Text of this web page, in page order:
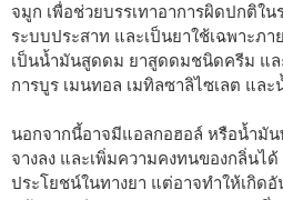
จมูก เพื่อช่วยบรรเทาอาการผิดปกติใน
ระบบประสาท และเป็นยาใช้เฉพาะภ
เป็นน้ำมันสูดดม ยาสูดดมชนิดครีม แ
การบูร เมนทอล เมทิลซาลิไซเลต แล
นอกจากนี้อาจมีแอลกอฮอล์ หรือน้ำมัน
จางลง และเพิ่มความคงทนของกลิ่นไ
ประโยชน์ในทางยา แต่อาจทำให้เกิด